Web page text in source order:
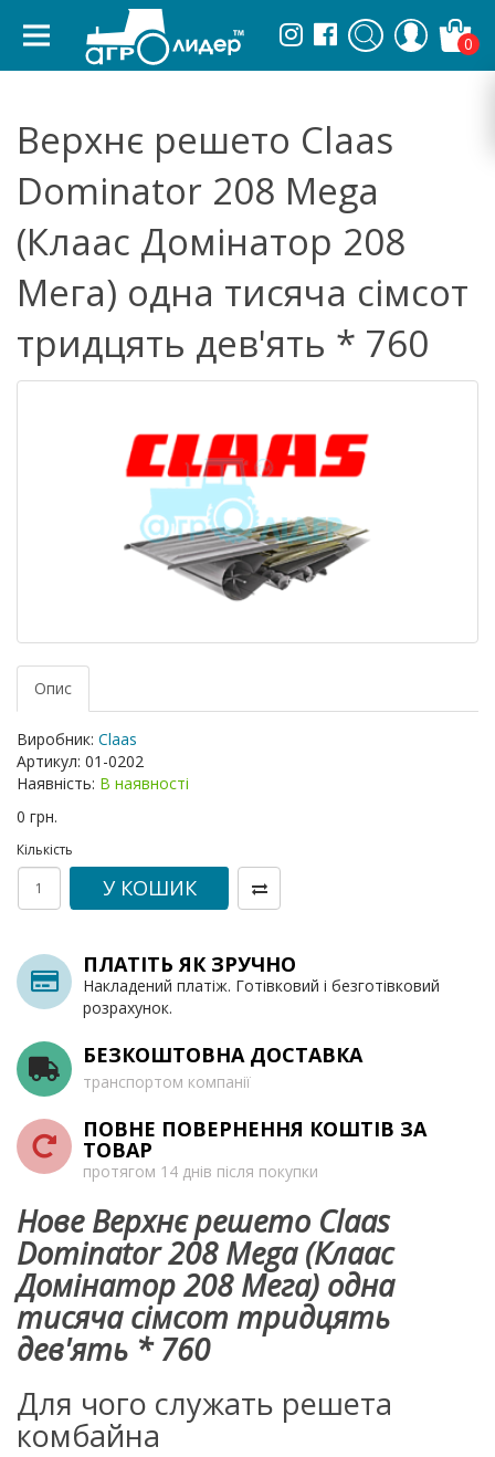
0
Верхнє решето Claas
Dominator 208 Mega
(Клаас Домінатор 208
Мега) одна тисяча сімсот
тридцять дев'ять * 760
Опис
Виробник: Claas
Артикул: 01-0202
Наявність: В наявності
0 грн.
Кількість
У КОШИК
ПЛАТІТЬ ЯК ЗРУЧНО
Накладений платіж. Готівковий і безготівковий
розрахунок.
БЕЗКОШТОВНА ДОСТАВКА
транспортом компанії
ПОВНЕ ПОВЕРНЕННЯ КОШТІВ ЗА
ТОВАР
протягом 14 днів після покупки
Нове Верхнє решето Claas
Dominator 208 Mega (Клаас
Домінатор 208 Мега) одна
тисяча сімсот тридцять
дев'ять * 760
Для чого служать решета
комбайна